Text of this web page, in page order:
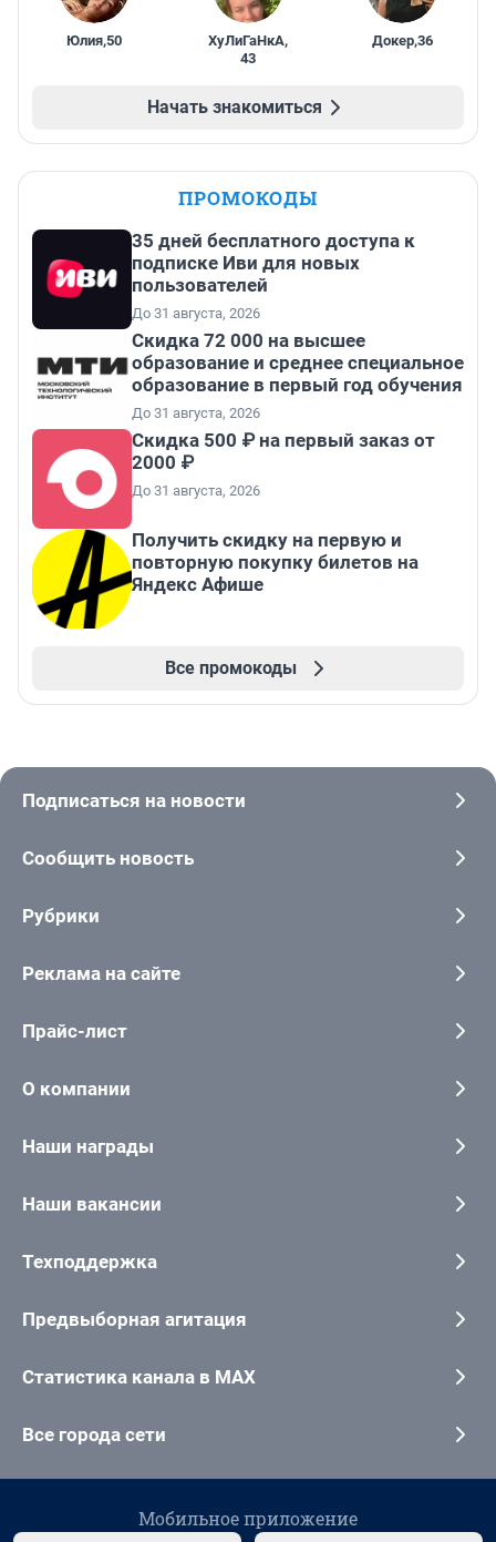
Юлия,50 ХуЛиГаНкА,
43
Докер,36
Начать знакомиться
ПРОМОКОДЫ
35 дней бесплатного доступа к
подписке Иви для новых
пользователей
До 31 августа, 2026
Скидка 72 000 на высшее
образование и среднее специальное
образование в первый год обучения
До 31 августа, 2026
Скидка 500 ₽ на первый заказ от
2000 ₽
До 31 августа, 2026
Получить скидку на первую и
повторную покупку билетов на
Яндекс Афише
Все промокоды
Подписаться на новости
Сообщить новость
Рубрики
Реклама на сайте
Прайс-лист
О компании
Наши награды
Наши вакансии
Техподдержка
Предвыборная агитация
Статистика канала в MAX
Все города сети
Мобильное приложение